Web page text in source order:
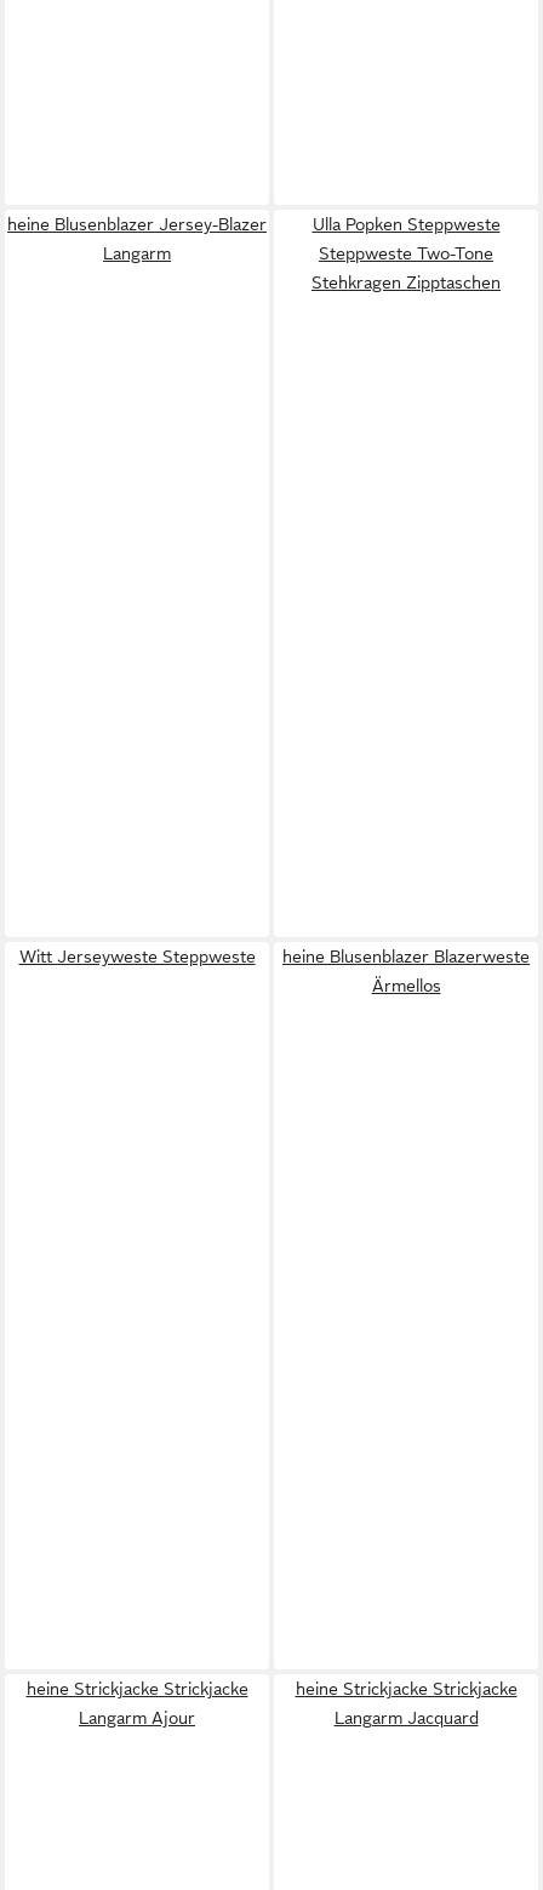
heine Blusenblazer Jersey-Blazer
Langarm
Ulla Popken Steppweste
Steppweste Two-Tone
Stehkragen Zipptaschen
Witt Jerseyweste Steppweste
heine Blusenblazer Blazerweste
Ärmellos
heine Strickjacke Strickjacke
Langarm Ajour
heine Strickjacke Strickjacke
Langarm Jacquard